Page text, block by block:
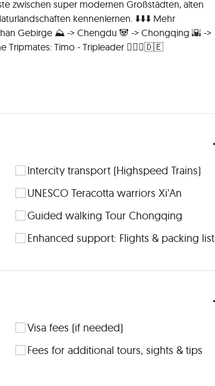
Intercity transport (Highspeed Trains)
UNESCO Teracotta warriors Xi'An
Guided walking Tour Chongqing
Enhanced support: Flights & packing list
Visa fees (if needed)
Fees for additional tours, sights & tips